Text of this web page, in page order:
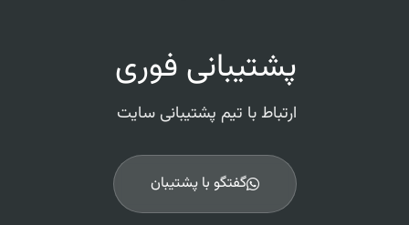
پشتیبانی فوری
ارتباط با تیم پشتیبانی سایت
گفتگو با پشتیبان